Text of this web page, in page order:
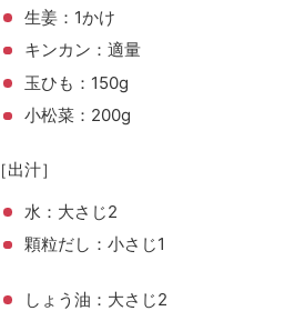
生姜：1かけ
キンカン：適量
玉ひも：150g
小松菜：200g
［出汁］
水：大さじ2
顆粒だし：小さじ1
しょう油：大さじ2